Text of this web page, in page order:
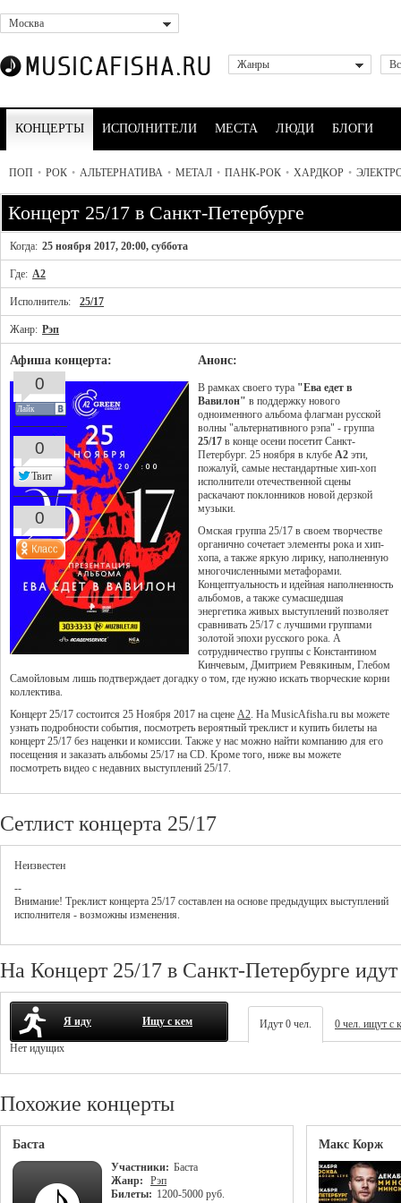
Москва
Жанры
КОНЦЕРТЫ ИСПОЛНИТЕЛИ МЕСТА ЛЮДИ БЛОГИ
ПОП • РОК • АЛЬТЕРНАТИВА • МЕТАЛ • ПАНК-РОК • ХАРДКОР •
Концерт 25/17 в Санкт-Петербурге
Когда: 25 ноября 2017, 20:00, суббота
Где: A2
Исполнитель: 25/17
Жанр: Рэп
Афиша концерта: Анонс:
В рамках своего тура "Ева едет в
Вавилон" в поддержку нового
одноименного альбома флагман русской
волны "альтернативного рэпа" - группа
25/17 в конце осени посетит Санкт-
Петербург. 25 ноября в клубе А2 эти,
пожалуй, самые нестандартные хип-хоп
исполнители отечественной сцены
раскачают поклонников новой дерзкой
музыки.
Омская группа 25/17 в своем творчестве
органично сочетает элементы рока и хип-
хопа, а также яркую лирику, наполненную
многочисленными метафорами.
Концептуальность и идейная наполненность
альбомов, а также сумасшедшая
энергетика живых выступлений позволяет
сравнивать 25/17 с лучшими группами
золотой эпохи русского рока. А
сотрудничество группы с Константином
Кинчевым, Дмитрием Ревякиным, Глебом
Самойловым лишь подтверждает догадку о том, где нужно искать творческие корни
коллектива.
Концерт 25/17 состоится 25 Ноября 2017 на сцене A2. На MusicAfisha.ru вы можете
узнать подробности события, посмотреть вероятный треклист и купить билеты на
концерт 25/17 без наценки и комиссии. Также у нас можно найти компанию для его
посещения и заказать альбомы 25/17 на CD. Кроме того, ниже вы можете
посмотреть видео с недавних выступлений 25/17.
Сетлист концерта 25/17
Неизвестен
--
Внимание! Треклист концерта 25/17 составлен на основе предыдущих выступлений
исполнителя - возможны изменения.
На Концерт 25/17 в Санкт-Петербурге идут
Я иду Ищу с кем Идут 0 чел.
0 чел. ищут с
Нет идущих
Похожие концерты
Баста
Участники: Баста
Жанр:
Рэп
Билеты: 1200-5000 руб.
Макс Корж
0
Лайк
0
Твит
0